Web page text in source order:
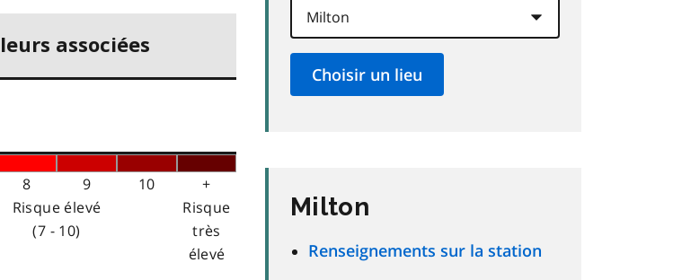
associées
8 9 10
+
Risque élevé
(7 - 10)
Risque
très
élevé
Milton
Renseignements sur la station